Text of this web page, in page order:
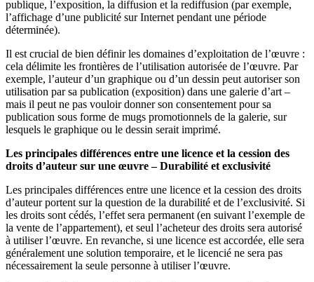
publique, l’exposition, la diffusion et la rediffusion (par exemple,
l’affichage d’une publicité sur Internet pendant une période
déterminée).
Il est crucial de bien définir les domaines d’exploitation de l’œuvre :
cela délimite les frontières de l’utilisation autorisée de l’œuvre. Par
exemple, l’auteur d’un graphique ou d’un dessin peut autoriser son
utilisation par sa publication (exposition) dans une galerie d’art –
mais il peut ne pas vouloir donner son consentement pour sa
publication sous forme de mugs promotionnels de la galerie, sur
lesquels le graphique ou le dessin serait imprimé.
Les principales différences entre une licence et la cession des
droits d’auteur sur une œuvre – Durabilité et exclusivité
Les principales différences entre une licence et la cession des droits
d’auteur portent sur la question de la durabilité et de l’exclusivité. Si
les droits sont cédés, l’effet sera permanent (en suivant l’exemple de
la vente de l’appartement), et seul l’acheteur des droits sera autorisé
à utiliser l’œuvre. En revanche, si une licence est accordée, elle sera
généralement une solution temporaire, et le licencié ne sera pas
nécessairement la seule personne à utiliser l’œuvre.